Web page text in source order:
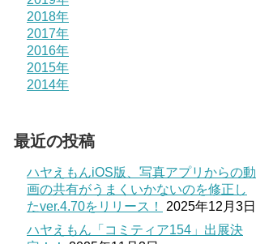
2018年
2017年
2016年
2015年
2014年
最近の投稿
ハヤえもんiOS版、写真アプリからの動
画の共有がうまくいかないのを修正し
たver.4.70をリリース！
2025年12月3日
ハヤえもん「コミティア154」出展決